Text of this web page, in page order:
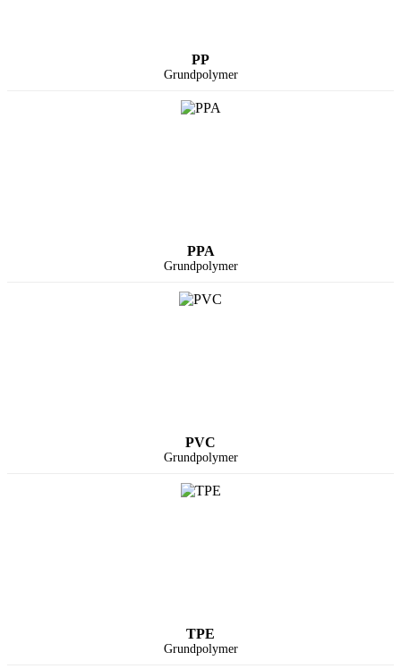
PP
Grundpolymer
PPA
Grundpolymer
PVC
Grundpolymer
TPE
Grundpolymer